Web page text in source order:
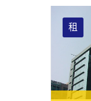
租